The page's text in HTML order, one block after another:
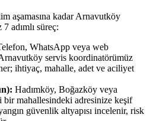
aşamasına kadar Arnavutköy
adımlı süreç:
WhatsApp veya web
Arnavutköy servis koordinatörümüz
ihtiyaç, mahalle, adet ve aciliyet
Hadımköy, Boğazköy veya
bir mahallesindeki adresinize keşif
güvenlik altyapısı incelenir, risk